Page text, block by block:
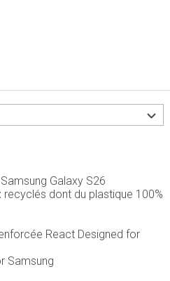
Galaxy S26
recyclés dont du plastique 100%
React Designed for
Samsung